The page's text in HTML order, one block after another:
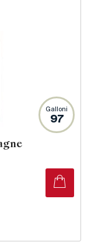
Galloni
97